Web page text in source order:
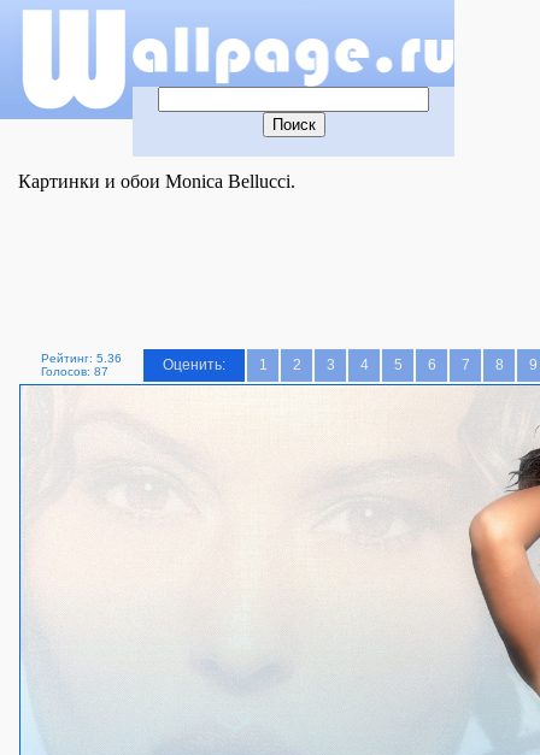
Картинки и обои Monica Bellucci.
Рейтинг: 5.36
Голосов: 87
Оценить: 1 2 3 4 5 6 7 8 9